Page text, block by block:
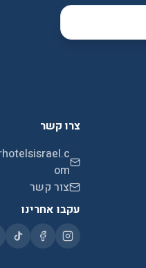
צרו קשר
om
צור קשר
עקבו אחרינו
הגדרות נגישות